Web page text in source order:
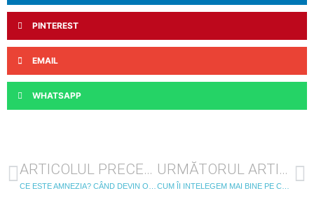
PINTEREST
EMAIL
WHATSAPP
ARTICOLUL PRECEDENT URMĂTORUL ARTICOL
CUM ÎI INTELEGEM MAI BINE PE COPII? CE SE ASCUNDE ÎN SPATELE COMPORTAMENTULUI LOR?